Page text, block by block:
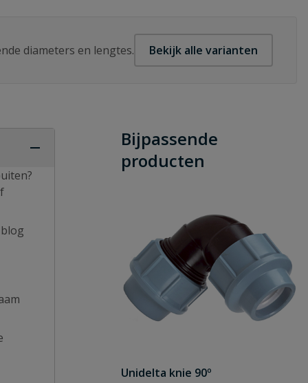
diameters en lengtes. Bekijk alle varianten
Bijpassende
producten
Unidelta knie 90º